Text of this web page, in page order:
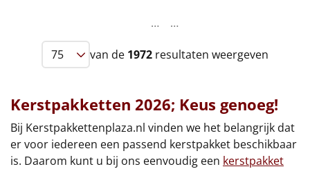
NIEUW
Tas
Wake up light
NIEUW
… …
van de 1972 resultaten weergeven
Kerstpakketten 2026; Keus genoeg!
Bij Kerstpakkettenplaza.nl vinden we het belangrijk dat
er voor iedereen een passend kerstpakket beschikbaar
is. Daarom kunt u bij ons eenvoudig een kerstpakket